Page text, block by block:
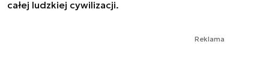
całej ludzkiej cywilizacji.
Reklama